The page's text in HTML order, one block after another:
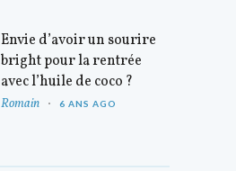
Envie d’avoir un sourire
bright pour la rentrée
avec l’huile de coco ?
Romain 6 ANS AGO